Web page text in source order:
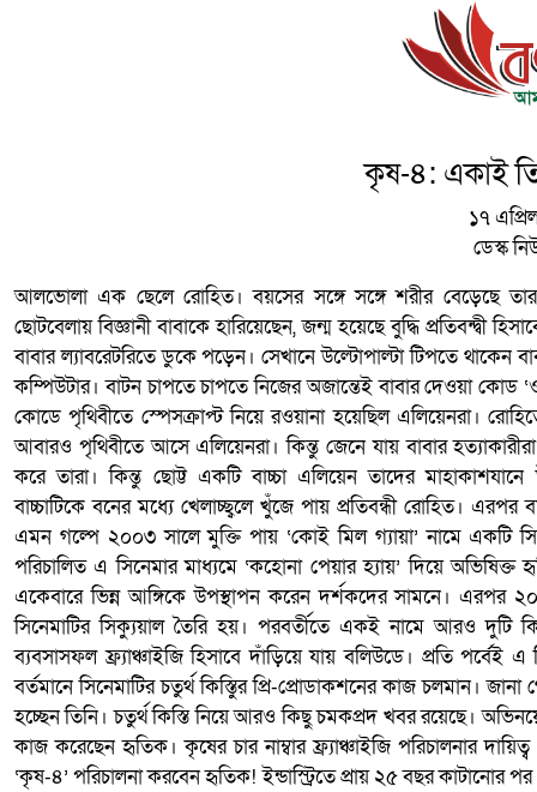
কৃষ-৪: একাই
১৭
ডেস্ক
আলভোলা এক ছেলে রোহিত। বয়সের সঙ্গে সঙ্গে শরীর বেড়েছে তার,
ছোটবেলায় বিজ্ঞানী বাবাকে হারিয়েছেন, জন্ম হয়েছে বুদ্ধি প্রতিবন্দ্বী
বাবার ল্যাবরেটরিতে ডুকে পড়েন। সেখানে উল্টোপাল্টা টিপতে থাকেন
কম্পিউটার। বাটন চাপতে চাপতে নিজের অজান্তেই বাবার দেওয়া কোড
কোডে পৃথিবীতে স্পেসক্রাপ্ট নিয়ে রওয়ানা হয়েছিল এলিয়েনরা।
আবারও পৃথিবীতে আসে এলিয়েনরা। কিন্তু জেনে যায় বাবার
করে তারা। কিন্তু ছোট্ট একটি বাচ্চা এলিয়েন তাদের মাহাকাশযানে
বাচ্চাটিকে বনের মধ্যে খেলাচ্ছ্বলে খুঁজে পায় প্রতিবন্ধী রোহিত।
এমন গল্পে ২০০৩ সালে মুক্তি পায় ‘কোই মিল গ্যায়া’ নামে একটি
পরিচালিত এ সিনেমার মাধ্যমে ‘কহোনা পেয়ার হ্যায়’ দিয়ে
একেবারে ভিন্ন আঙ্গিকে উপস্থাপন করেন দর্শকদের সামনে। এরপর
সিনেমাটির সিক্যুয়াল তৈরি হয়। পরবর্তীতে একই নামে আরও দুটি
ব্যবসাসফল ফ্র্যাঞ্চাইজি হিসাবে দাঁড়িয়ে যায় বলিউডে। প্রতি
বর্তমানে সিনেমাটির চতুর্থ কিস্তিুর প্রি-প্রোডাকশনের কাজ চলমান।
হচ্ছেন তিনি। চতুর্থ কিস্তি নিয়ে আরও কিছু চমকপ্রদ খবর রয়েছে।
কাজ করেছেন হৃতিক। কৃষের চার নাম্বার ফ্র্যাঞ্চাইজি পরিচালনার
‘কৃষ-৪’ পরিচালনা করবেন হৃতিক! ইন্ডাস্ট্রিতে প্রায় ২৫ বছর কাটানোর